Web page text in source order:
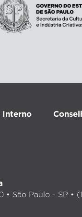
Interno
São Paulo - SP •